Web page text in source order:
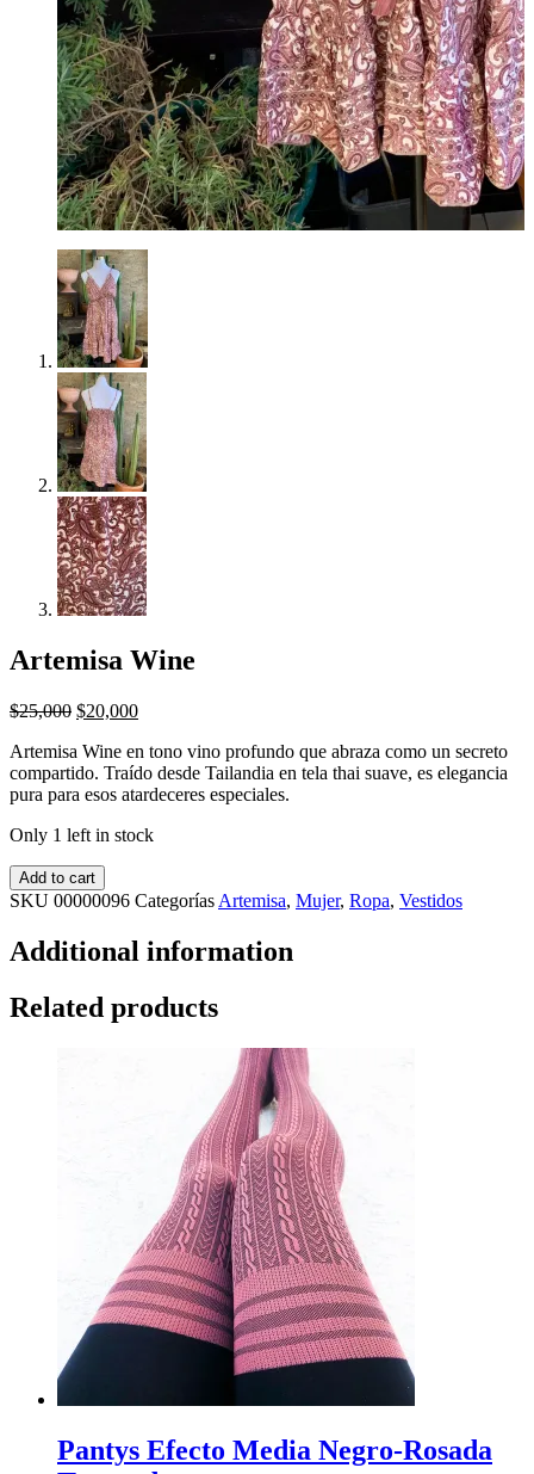
Artemisa Wine
$25,000 $20,000
Artemisa Wine en tono vino profundo que abraza como un secreto
compartido. Traído desde Tailandia en tela thai suave, es elegancia
pura para esos atardeceres especiales.
Only 1 left in stock
Add to cart
SKU 00000096 Categorías Artemisa, Mujer, Ropa, Vestidos
Additional information
Related products
Pantys Efecto Media Negro-Rosada